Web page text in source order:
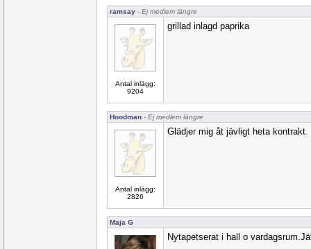
ramsay - Ej medlem längre
Antal inlägg:
9204
grillad inlagd paprika
Hoodman - Ej medlem längre
Antal inlägg:
2826
Glädjer mig åt jävligt heta kontrakt.
Maja G
Nytapetserat i hall o